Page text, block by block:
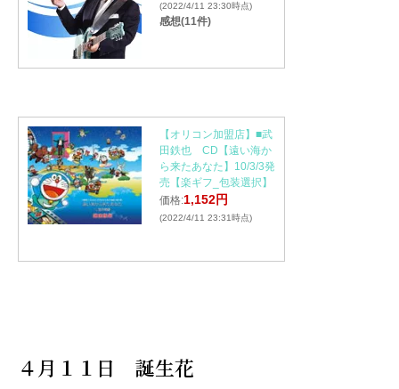
(2022/4/11 23:30時点)
感想(11件)
【オリコン加盟店】■武
田鉄也 CD【遠い海か
ら来たあなた】10/3/3発
売【楽ギフ_包装選択】
価格:1,152円
(2022/4/11 23:31時点)
４月１１日 誕生花